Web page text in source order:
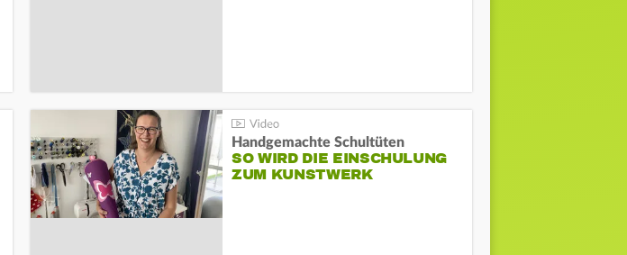
Handgemachte Schultüten
SO WIRD DIE EINSCHULUNG
ZUM KUNSTWERK